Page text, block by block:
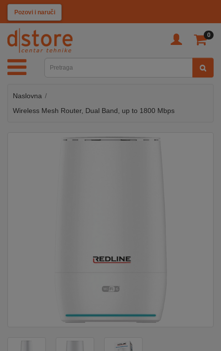
Pozovi i naruči
0
KATEGORIJE
TV
SAT
MOBILNI
UREĐAJI
Naslovna
Wireless Mesh Router, Dual Band, up to 1800 Mbps